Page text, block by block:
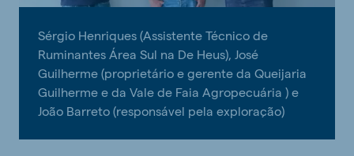
Sérgio Henriques (Assistente Técnico de
Ruminantes Área Sul na De Heus), José
Guilherme (proprietário e gerente da Queijaria
Guilherme e da Vale de Faia Agropecuária ) e
João Barreto (responsável pela exploração)